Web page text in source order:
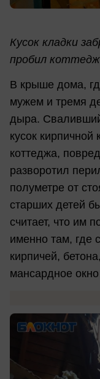
Кусок кладки
пробил
В крыше дома,
мужем и тремя
дыра.
кусок
коттеджа,
разворотил
полуметре от
старших детей
считает, что им
именно там, где
кирпичей,
мансардное